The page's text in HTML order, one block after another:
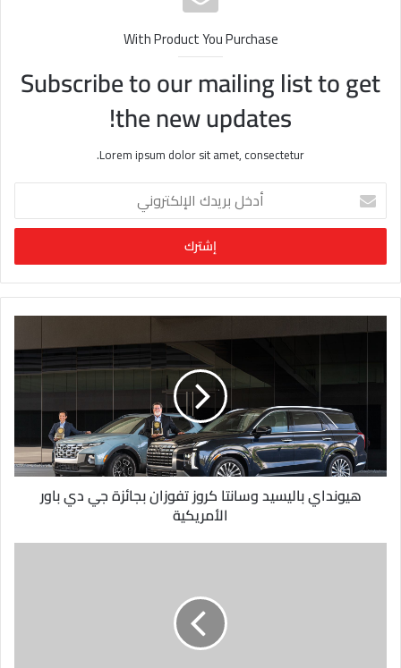
With Product You Purchase
Subscribe to our mailing list to get
the new updates!
Lorem ipsum dolor sit amet, consectetur.
خ
ب
ر
ي
د
ر
هيونداي باليسيد وسانتا كروز تفوزان بجائزة جي دي باور
الأمريكية